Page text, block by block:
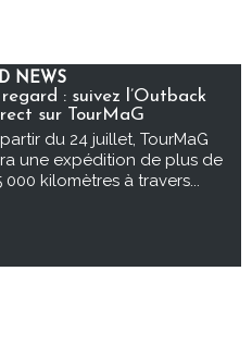
NEWS
: suivez l’Outback
sur TourMaG
du 24 juillet, TourMaG
une expédition de plus de
000 kilomètres à travers...